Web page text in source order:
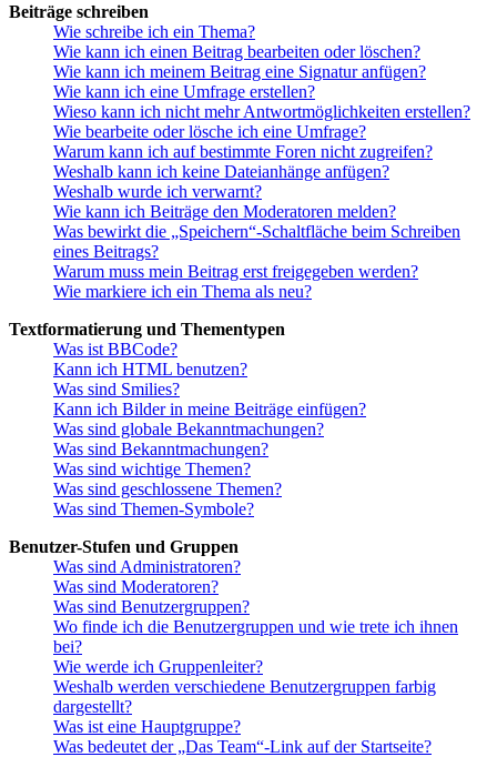
Beiträge schreiben
Wie schreibe ich ein Thema?
Wie kann ich einen Beitrag bearbeiten oder löschen?
Wie kann ich meinem Beitrag eine Signatur anfügen?
Wie kann ich eine Umfrage erstellen?
Wieso kann ich nicht mehr Antwortmöglichkeiten erstellen?
Wie bearbeite oder lösche ich eine Umfrage?
Warum kann ich auf bestimmte Foren nicht zugreifen?
Weshalb kann ich keine Dateianhänge anfügen?
Weshalb wurde ich verwarnt?
Wie kann ich Beiträge den Moderatoren melden?
Was bewirkt die „Speichern“-Schaltfläche beim Schreiben
eines Beitrags?
Warum muss mein Beitrag erst freigegeben werden?
Wie markiere ich ein Thema als neu?
Textformatierung und Thementypen
Was ist BBCode?
Kann ich HTML benutzen?
Was sind Smilies?
Kann ich Bilder in meine Beiträge einfügen?
Was sind globale Bekanntmachungen?
Was sind Bekanntmachungen?
Was sind wichtige Themen?
Was sind geschlossene Themen?
Was sind Themen-Symbole?
Benutzer-Stufen und Gruppen
Was sind Administratoren?
Was sind Moderatoren?
Was sind Benutzergruppen?
Wo finde ich die Benutzergruppen und wie trete ich ihnen
bei?
Wie werde ich Gruppenleiter?
Weshalb werden verschiedene Benutzergruppen farbig
dargestellt?
Was ist eine Hauptgruppe?
Was bedeutet der „Das Team“-Link auf der Startseite?